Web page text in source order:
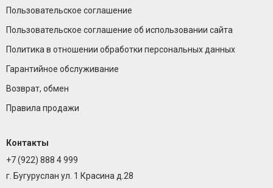
Пользовательское соглашение
Пользовательское соглашение об использовании сайта
Политика в отношении обработки персональных данных
Гарантийное обслуживание
Возврат, обмен
Правила продажи
Контакты
+7 (922) 888 4 999
г. Бугуруслан ул. 1 Красина д.28